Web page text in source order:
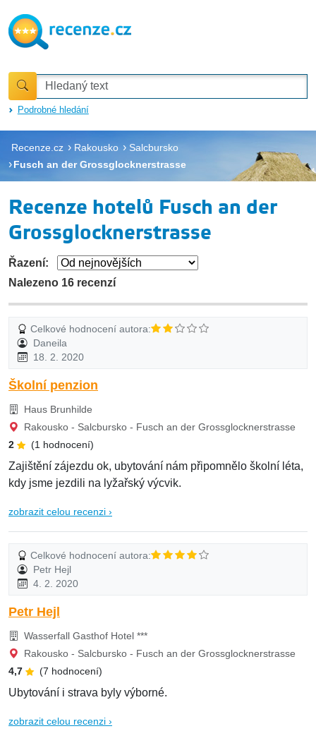
Podrobné hledání
Recenze.cz Rakousko
Salcbursko
Fusch an der Grossglocknerstrasse
Recenze hotelů Fusch an der
Grossglocknerstrasse
Nalezeno 16 recenzí
Řazení:
Celkové hodnocení autora:
Daneila
18. 2. 2020
Školní penzion
Haus Brunhilde
Rakousko - Salcbursko - Fusch an der Grossglocknerstrasse
2
(1 hodnocení)
Zajištění zájezdu ok, ubytování nám připomnělo školní léta,
kdy jsme jezdili na lyžařský výcvik.
zobrazit celou recenzi ›
Celkové hodnocení autora:
Petr Hejl
4. 2. 2020
Petr Hejl
Wasserfall Gasthof Hotel ***
Rakousko - Salcbursko - Fusch an der Grossglocknerstrasse
4,7
(7 hodnocení)
Ubytování i strava byly výborné.
zobrazit celou recenzi ›